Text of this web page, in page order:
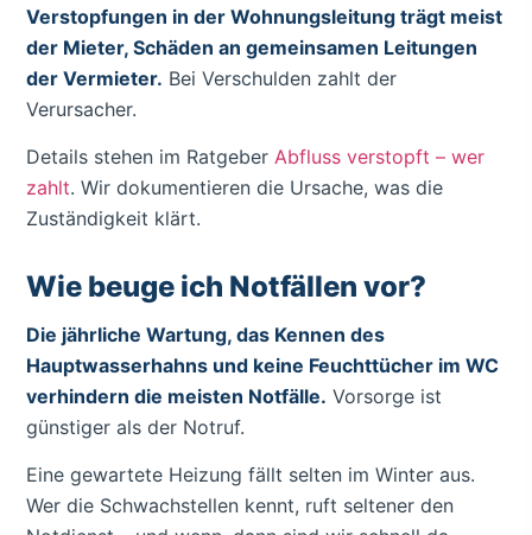
Verstopfungen in der Wohnungsleitung trägt meist
der Mieter, Schäden an gemeinsamen Leitungen
der Vermieter. Bei Verschulden zahlt der
Verursacher.
Details stehen im Ratgeber Abfluss verstopft – wer
zahlt. Wir dokumentieren die Ursache, was die
Zuständigkeit klärt.
Wie beuge ich Notfällen vor?
Die jährliche Wartung, das Kennen des
Hauptwasserhahns und keine Feuchttücher im WC
verhindern die meisten Notfälle. Vorsorge ist
günstiger als der Notruf.
Eine gewartete Heizung fällt selten im Winter aus.
Wer die Schwachstellen kennt, ruft seltener den